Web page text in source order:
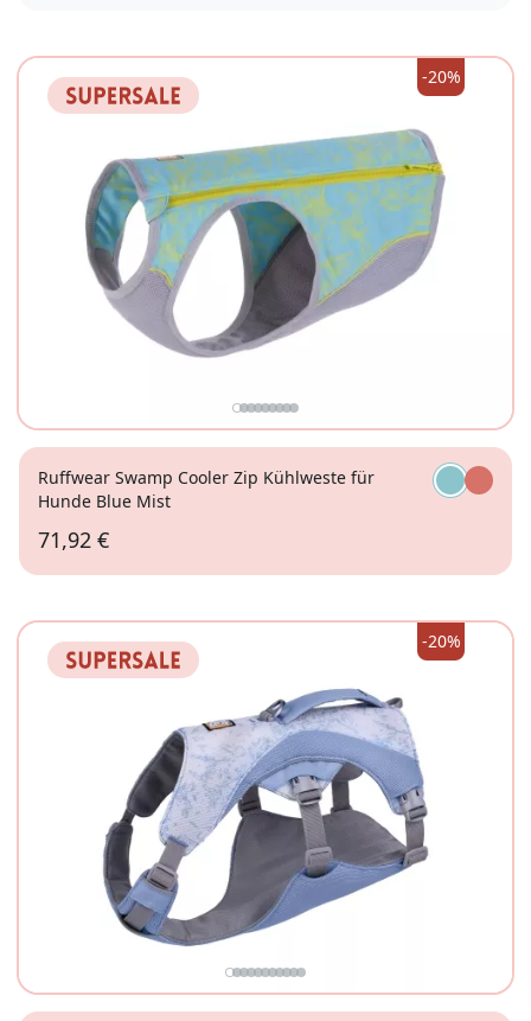
-20%
Ruffwear Swamp Cooler Zip Kühlweste für
Hunde Blue Mist
71,92 €
-20%